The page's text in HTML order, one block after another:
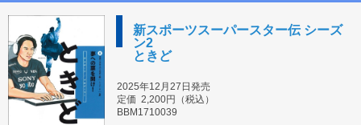
新スポーツスーパースター伝 シーズ
ン2
ときど
2025年12月27日発売
定価 2,200円（税込）
BBM1710039